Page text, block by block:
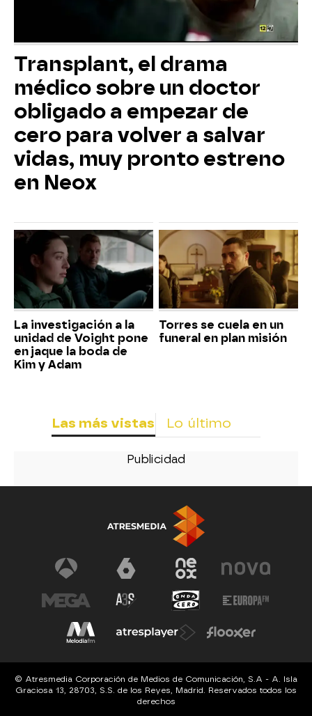
Transplant, el drama
médico sobre un doctor
obligado a empezar de
cero para volver a salvar
vidas, muy pronto estreno
en Neox
La investigación a la
unidad de Voight pone
en jaque la boda de
Kim y Adam
Torres se cuela en un
funeral en plan misión
Las más vistas Lo último
© Atresmedia Corporación de Medios de Comunicación, S.A - A. Isla
Graciosa 13, 28703, S.S. de los Reyes, Madrid. Reservados todos los
derechos